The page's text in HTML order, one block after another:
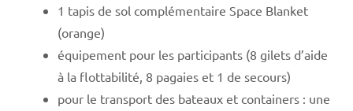
1 tapis de sol complémentaire Space Blanket
(orange)
équipement pour les participants (8 gilets d’aide
à la flottabilité, 8 pagaies et 1 de secours)
pour le transport des bateaux et containers : une